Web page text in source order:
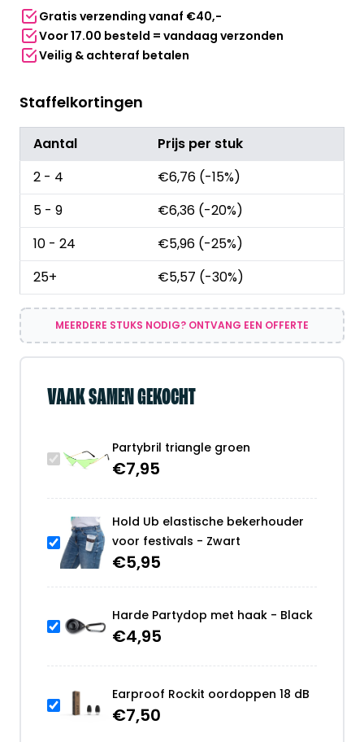
Gratis verzending vanaf €40,-
Voor 17.00 besteld = vandaag verzonden
Veilig & achteraf betalen
Staffelkortingen
Aantal
Prijs per stuk
2 - 4
€6,76 (-15%)
5 - 9
€6,36 (-20%)
10 - 24
€5,96 (-25%)
25+
€5,57 (-30%)
MEERDERE STUKS NODIG? ONTVANG EEN OFFERTE
VAAK SAMEN GEKOCHT
Partybril triangle groen
€7,95
Hold Ub elastische bekerhouder
voor festivals - Zwart
€5,95
Harde Partydop met haak - Black
€4,95
Earproof Rockit oordoppen 18 dB
€7,50